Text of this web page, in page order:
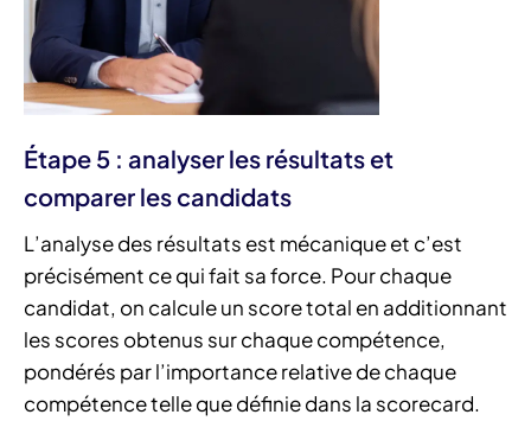
Étape 5 : analyser les résultats et
comparer les candidats
L’analyse des résultats est mécanique et c’est
précisément ce qui fait sa force. Pour chaque
candidat, on calcule un score total en additionnant
les scores obtenus sur chaque compétence,
pondérés par l’importance relative de chaque
compétence telle que définie dans la scorecard.